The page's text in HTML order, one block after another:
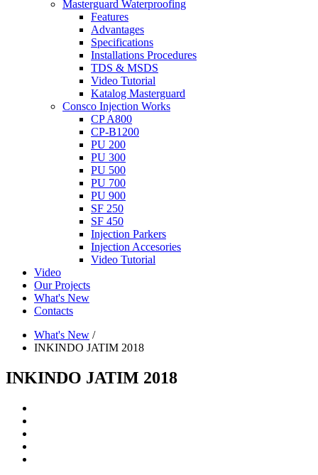
Masterguard Waterproofing
Features
Advantages
Specifications
Installations Procedures
TDS & MSDS
Video Tutorial
Katalog Masterguard
Consco Injection Works
CP A800
CP-B1200
PU 200
PU 300
PU 500
PU 700
PU 900
SF 250
SF 450
Injection Parkers
Injection Accesories
Video Tutorial
Video
Our Projects
What's New
Contacts
What's New /
INKINDO JATIM 2018
INKINDO JATIM 2018